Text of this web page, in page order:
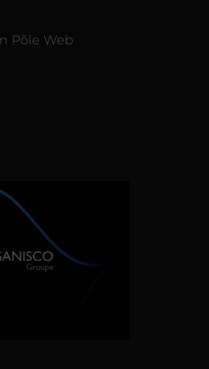
Põle Web